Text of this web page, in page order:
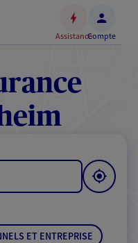
AssistanceCompte
ET ENTREPRISE